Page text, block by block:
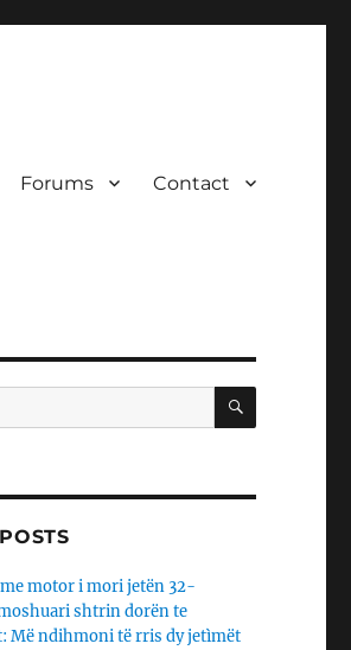
Forums Contact
SEARCH
motor i mori jetën 32-
shtrin dorën te
Më ndihmoni të rris dy jetìmët